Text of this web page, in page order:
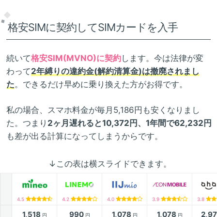
格安SIMに契約してSIMカードを入手
続いて格安SIM(MVNO)に契約します。今は法律が変
わって2年縛りの違約金(解約清算金)は撤廃されまし
た。できるだけ早めに乗り換えた方がお得です。
私の場合、スマホ料金が毎月5,186円も安くなりまし
た。つまり 2ヶ月遅れると10,372円、1年間で62,232円
も差が出る計算になってしまうからです。
↓この表は横スライドできます。
4.5 4.2 4.0 3.9 3.8
1,518 円 990円 1,078 円 1,078 円